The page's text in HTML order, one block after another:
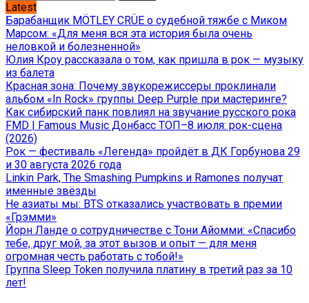
Latest
Барабанщик MÖTLEY CRÜE о судебной тяжбе с Миком
Марсом: «Для меня вся эта история была очень
неловкой и болезненной»
Юлия Кроу рассказала о том, как пришла в рок — музыку
из балета
Красная зона: Почему звукорежиссеры проклинали
альбом «In Rock» группы Deep Purple при мастеринге?
Как сибирский панк повлиял на звучание русского рока
FMD | Famous Music Донбасс ТОП–8 июля: рок-сцена
(2026)
Рок — фестиваль «Легенда» пройдёт в ДК Горбунова 29
и 30 августа 2026 года
Linkin Park, The Smashing Pumpkins и Ramones получат
именные звёзды
Не азиаты мы: BTS отказались участвовать в премии
«Грэмми»
Йорн Ланде о сотрудничестве с Тони Айомми: «Спасибо
тебе, друг мой, за этот вызов и опыт — для меня
огромная честь работать с тобой!»
Группа Sleep Token получила платину в третий раз за 10
лет!